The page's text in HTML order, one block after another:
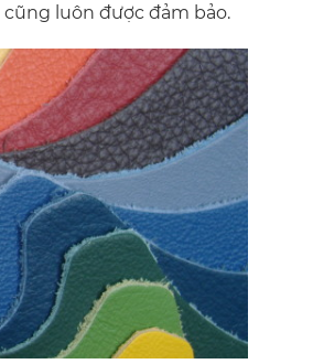
luôn được đảm bảo.